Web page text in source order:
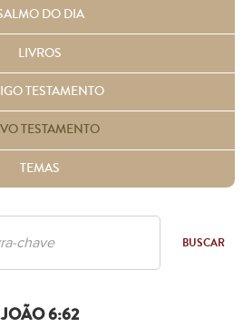
DO DIA
LIVROS
TESTAMENTO
TESTAMENTO
TEMAS
BUSCAR
JOÃO 6:62